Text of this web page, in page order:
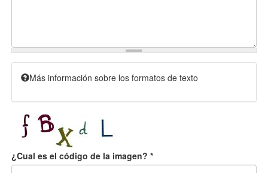
Más información sobre los formatos de texto
¿Cual es el código de la imagen? *